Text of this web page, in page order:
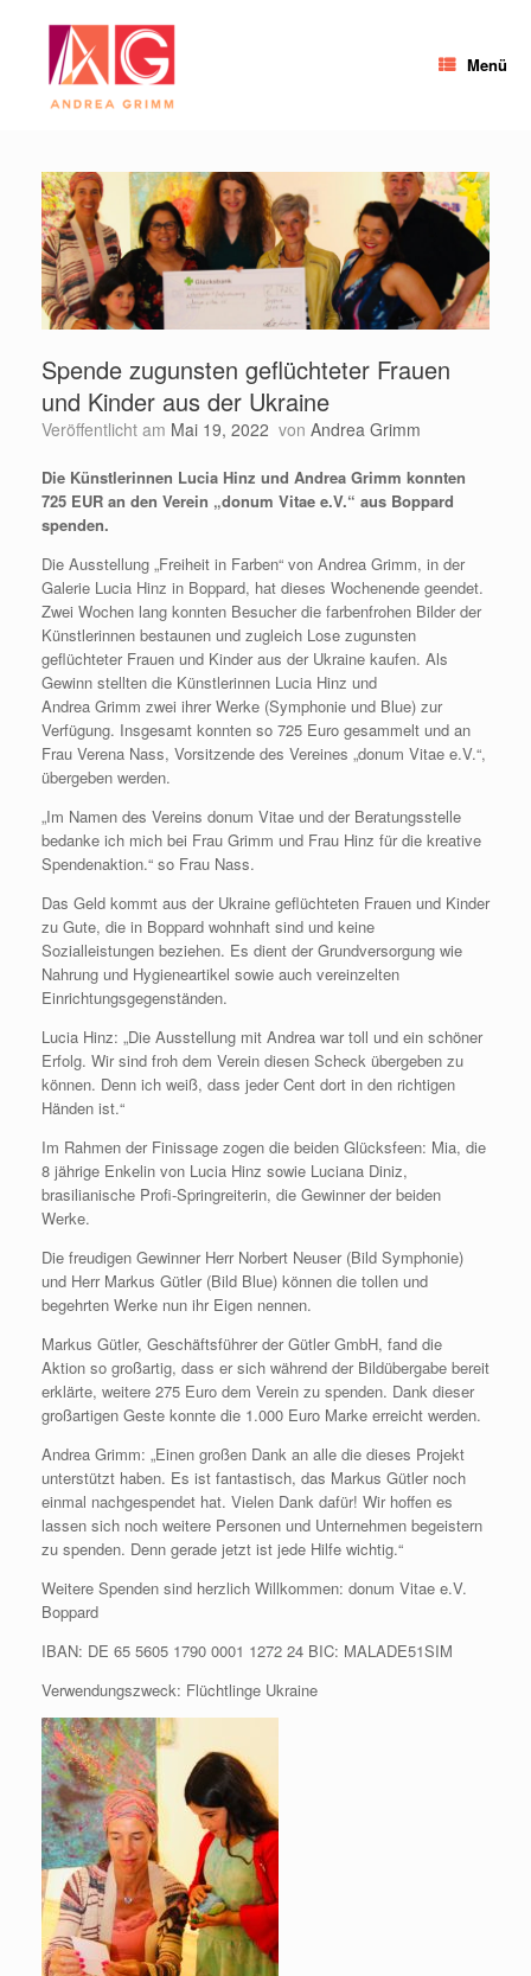
springen
Menü
Spende zugunsten geflüchteter Frauen
und Kinder aus der Ukraine
Veröffentlicht am Mai 19, 2022 von Andrea Grimm
Die Künstlerinnen Lucia Hinz und Andrea Grimm konnten
725 EUR an den Verein „donum Vitae e.V.“ aus Boppard
spenden.
Die Ausstellung „Freiheit in Farben“ von Andrea Grimm, in der
Galerie Lucia Hinz in Boppard, hat dieses Wochenende geendet.
Zwei Wochen lang konnten Besucher die farbenfrohen Bilder der
Künstlerinnen bestaunen und zugleich Lose zugunsten
geflüchteter Frauen und Kinder aus der Ukraine kaufen. Als
Gewinn stellten die Künstlerinnen Lucia Hinz und
Andrea Grimm zwei ihrer Werke (Symphonie und Blue) zur
Verfügung. Insgesamt konnten so 725 Euro gesammelt und an
Frau Verena Nass, Vorsitzende des Vereines „donum Vitae e.V.“,
übergeben werden.
„Im Namen des Vereins donum Vitae und der Beratungsstelle
bedanke ich mich bei Frau Grimm und Frau Hinz für die kreative
Spendenaktion.“ so Frau Nass.
Das Geld kommt aus der Ukraine geflüchteten Frauen und Kinder
zu Gute, die in Boppard wohnhaft sind und keine
Sozialleistungen beziehen. Es dient der Grundversorgung wie
Nahrung und Hygieneartikel sowie auch vereinzelten
Einrichtungsgegenständen.
Lucia Hinz: „Die Ausstellung mit Andrea war toll und ein schöner
Erfolg. Wir sind froh dem Verein diesen Scheck übergeben zu
können. Denn ich weiß, dass jeder Cent dort in den richtigen
Händen ist.“
Im Rahmen der Finissage zogen die beiden Glücksfeen: Mia, die
8 jährige Enkelin von Lucia Hinz sowie Luciana Diniz,
brasilianische Profi-Springreiterin, die Gewinner der beiden
Werke.
Die freudigen Gewinner Herr Norbert Neuser (Bild Symphonie)
und Herr Markus Gütler (Bild Blue) können die tollen und
begehrten Werke nun ihr Eigen nennen.
Markus Gütler, Geschäftsführer der Gütler GmbH, fand die
Aktion so großartig, dass er sich während der Bildübergabe bereit
erklärte, weitere 275 Euro dem Verein zu spenden. Dank dieser
großartigen Geste konnte die 1.000 Euro Marke erreicht werden.
Andrea Grimm: „Einen großen Dank an alle die dieses Projekt
unterstützt haben. Es ist fantastisch, das Markus Gütler noch
einmal nachgespendet hat. Vielen Dank dafür! Wir hoffen es
lassen sich noch weitere Personen und Unternehmen begeistern
zu spenden. Denn gerade jetzt ist jede Hilfe wichtig.“
Weitere Spenden sind herzlich Willkommen: donum Vitae e.V.
Boppard
IBAN: DE 65 5605 1790 0001 1272 24 BIC: MALADE51SIM
Verwendungszweck: Flüchtlinge Ukraine